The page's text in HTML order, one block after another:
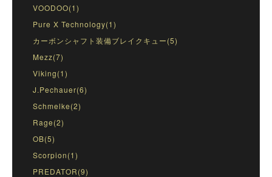
VOODOO(1)
Pure X Technology(1)
カーボンシャフト装備ブレイクキュー(5)
Mezz(7)
Viking(1)
J.Pechauer(6)
Schmelke(2)
Rage(2)
OB(5)
Scorpion(1)
PREDATOR(9)